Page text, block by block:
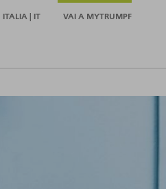
ITALIA | IT VAI A MYTRUMPF